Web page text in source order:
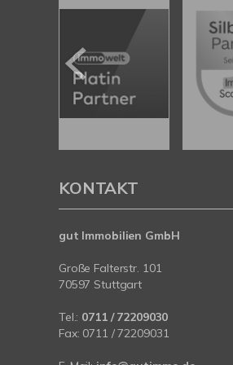
KONTAKT
gut Immobilien GmbH
Große Falterstr. 101
70597 Stuttgart
Tel.: 0711 / 72209030
Fax: 0711 / 72209031